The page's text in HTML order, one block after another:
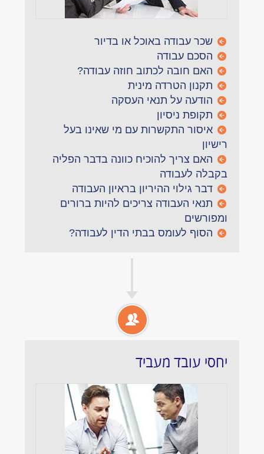
שכר עבודה באוכל או בדיור
הסכם עבודה
האם חובה לכתוב חוזה עבודה?
תקנון הטרדה מינית
הודעה על תנאי העסקה
תקופת ניסיון
איסור התקשרות עם מי שאינו בעל
רישיון
האם צריך להוכיח כוונה בדבר הפליה
בקבלה לעבודה
דבר גילוי ההיריון בראיון העבודה
תנאי העבודה צריכים להיות ברורים
ומפורשים
הסוף לעומס בבתי הדין לעבודה?
יחסי עובד מעביד